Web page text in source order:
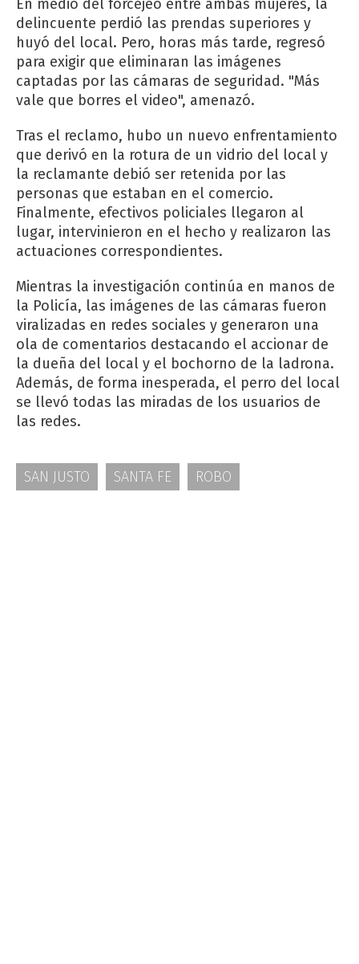
En medio del forcejeo entre ambas mujeres, la
delincuente perdió las prendas superiores y
huyó del local. Pero, horas más tarde, regresó
para exigir que eliminaran las imágenes
captadas por las cámaras de seguridad. "Más
vale que borres el video", amenazó.
Tras el reclamo, hubo un nuevo enfrentamiento
que derivó en la rotura de un vidrio del local y
la reclamante debió ser retenida por las
personas que estaban en el comercio.
Finalmente, efectivos policiales llegaron al
lugar, intervinieron en el hecho y realizaron las
actuaciones correspondientes.
Mientras la investigación continúa en manos de
la Policía, las imágenes de las cámaras fueron
viralizadas en redes sociales y generaron una
ola de comentarios destacando el accionar de
la dueña del local y el bochorno de la ladrona.
Además, de forma inesperada, el perro del local
se llevó todas las miradas de los usuarios de
las redes.
SAN JUSTO SANTA FE ROBO